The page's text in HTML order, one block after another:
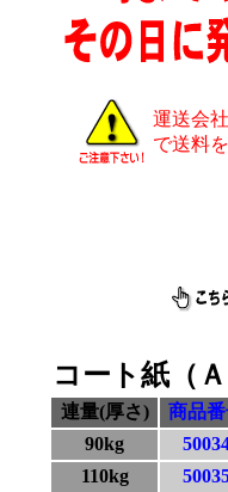
運送会
で送料
コート紙（
連量(厚さ) 商品
90kg
110kg